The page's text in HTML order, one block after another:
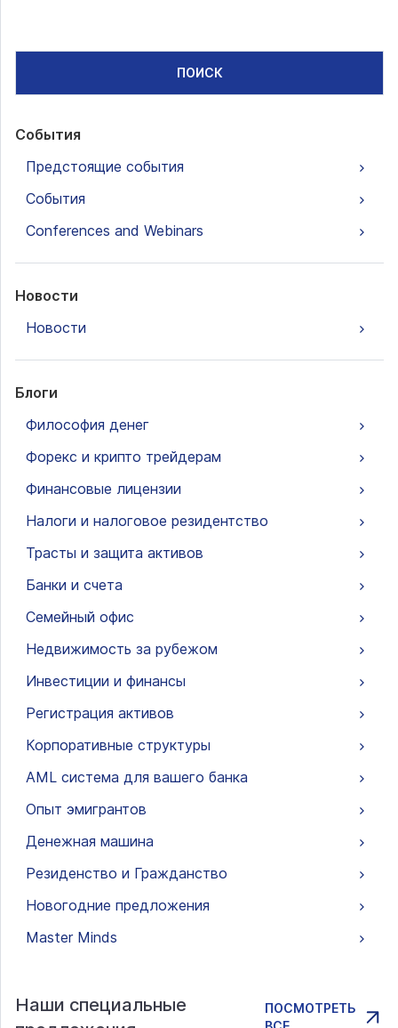
ПОИСК
События
Предстоящие события
События
Conferences and Webinars
Новости
Новости
Блоги
Философия денег
Форекс и крипто трейдерам
Финансовые лицензии
Налоги и налоговое резидентство
Трасты и защита активов
Банки и счета
Семейный офис
Недвижимость за рубежом
Инвестиции и финансы
Регистрация активов
Корпоративные структуры
AML система для вашего банка
Опыт эмигрантов
Денежная машина
Резиденство и Гражданство
Новогодние предложения
Master Minds
Наши специальные
ПОСМОТРЕТЬ